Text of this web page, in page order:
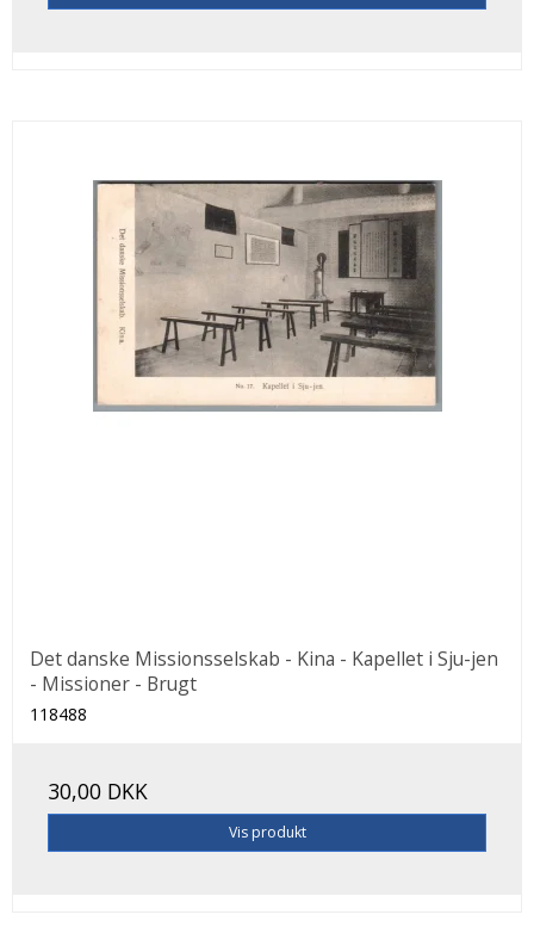
Det danske Missionsselskab - Kina - Kapellet i Sju-jen
- Missioner - Brugt
118488
30,00 DKK
Vis produkt